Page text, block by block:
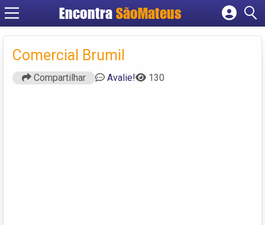
Encontra SãoMateus
Cadastrar empresa
Criar conta
Comercial Brumil
Compartilhar Avalie! 130